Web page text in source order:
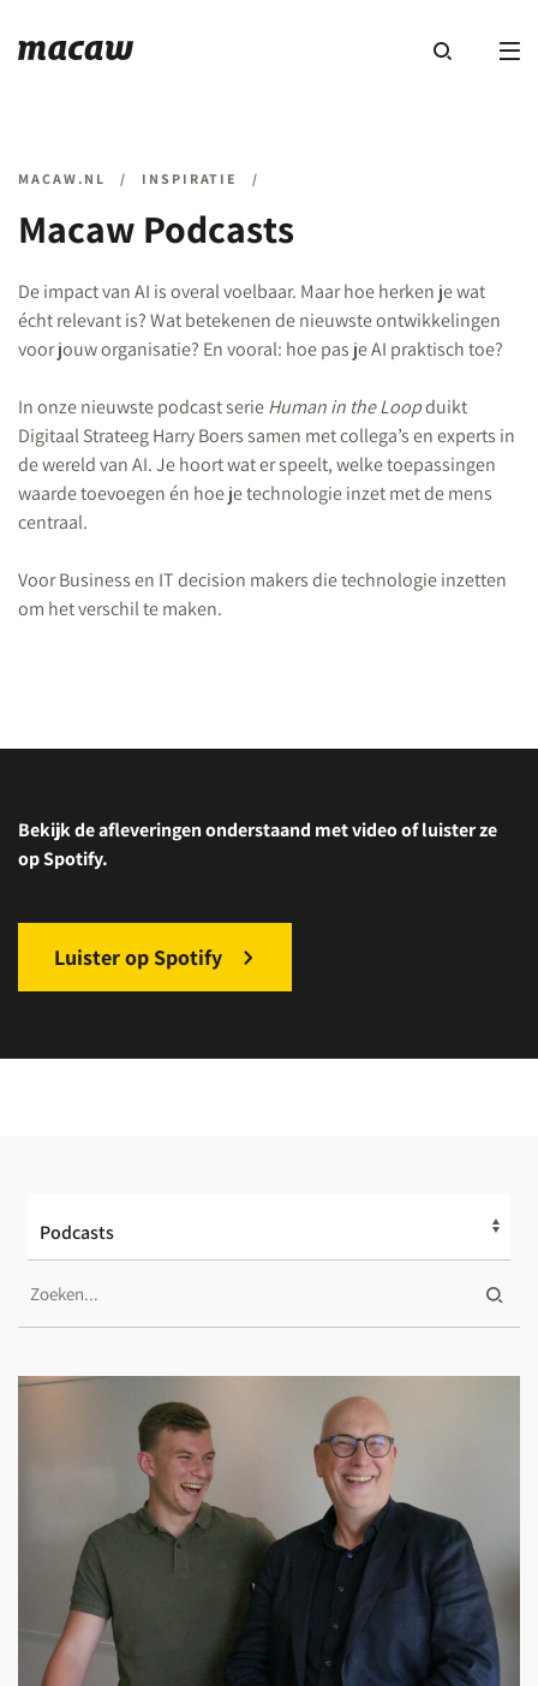
MACAW.NL / INSPIRATIE /
Macaw Podcasts
De impact van AI is overal voelbaar. Maar hoe herken je wat
écht relevant is? Wat betekenen de nieuwste ontwikkelingen
voor jouw organisatie? En vooral: hoe pas je AI praktisch toe?
In onze nieuwste podcast serieHuman in the Loopduikt
Digitaal Strateeg Harry Boers samen met collega’s en experts in
de wereld van AI. Je hoort wat er speelt, welke toepassingen
waarde toevoegen én hoe je technologie inzet met de mens
centraal.
Voor Business en IT decision makers die technologie inzetten
om het verschil te maken.
Bekijk de afleveringen onderstaand met video of luister ze
op Spotify.
Luister op Spotify